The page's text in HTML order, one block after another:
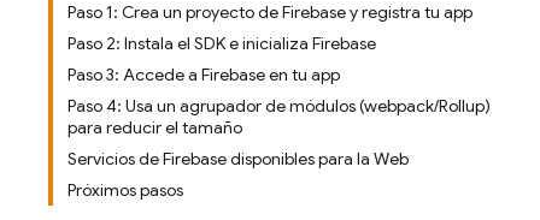
Paso 1: Crea un proyecto de Firebase y registra tu app
Paso 2: Instala el SDK e inicializa Firebase
Paso 3: Accede a Firebase en tu app
Paso 4: Usa un agrupador de módulos (webpack/Rollup)
para reducir el tamaño
Servicios de Firebase disponibles para la Web
Próximos pasos